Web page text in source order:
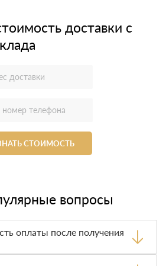
доставки с
СТОИМОСТЬ
вопросы
оплаты после получения